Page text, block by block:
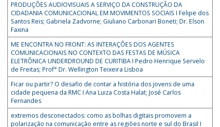
PRODUÇÕES AUDIOVISUAIS A SERVIÇO DA CONSTRUÇÃO DA
CIDADANIA COMUNICACIONAL EM MOVIMENTOS SOCIAIS I Felipe dos
Santos Reis; Gabriela Zadvorne; Giuliano Carbonari Boneti; Dr. Elson
Faxina
ME ENCONTRA NO FRONT: AS INTERAÇÕES DOS AGENTES
COMUNICACIONAIS NO CONTEXTO DAS FESTAS DE MÚSICA
ELETRÔNICA UNDERDROUND DE CURITIBA I Pedro Henrique Servelo
de Freitas; Prof° Dr. Wellington Teixeira Lisboa
Ficar ou partir? O desafio de contar a história dos jovens de uma
cidade pequena da RMC I Ana Luiza Costa Halat; José Carlos
Fernandes
extremos desconectados: como as bolhas digitais promovem a
polarização na comunicação entre as regiões norte e sul do Brasil I